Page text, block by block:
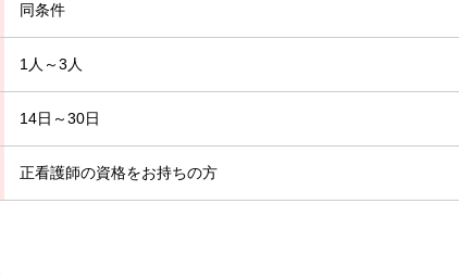
同条件
1人～3人
14日～30日
正看護師の資格をお持ちの方